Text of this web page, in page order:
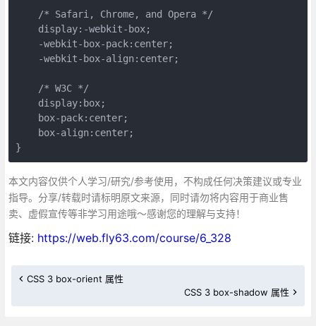
    /* Safari, Chrome, and Opera */
    display:-webkit-box;
    -webkit-box-pack:center;
    -webkit-box-align:center;
    /* W3C */
    display:box;
    box-pack:center;
    box-align:center;
}
本文内容仅供个人学习/研究/参考使用，不构成任何决策建议或专业
指导。分享/转载时请标明原文来源，同时请勿将内容用于商业售
卖、虚假宣传等非学习用途哦～感谢您的理解与支持！
链接: https://web.fly63.com/course/6_328
CSS 3 box-orient 属性
CSS 3 box-shadow 属性